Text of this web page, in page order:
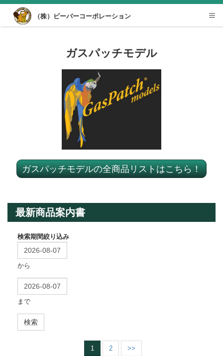
Desktop View
（株）ビーバーコーポレーション
ガスパッチモデル
ガスパッチモデルの全商品リストはこちら！
最新商品案内書
検索期間絞り込み
から
まで
検索
1 2 >>